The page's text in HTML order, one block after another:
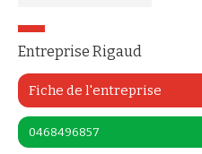
Entreprise Rigaud
Fiche de l'entreprise
0468496857